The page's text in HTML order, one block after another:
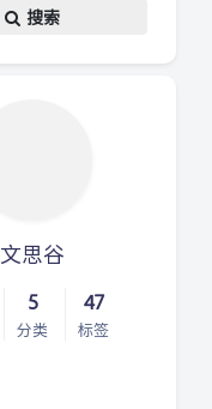
搜索
文思谷
5
分类
47
标签